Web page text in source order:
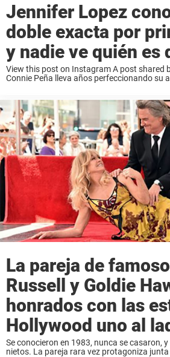
Jennifer Lopez
doble exacta por
y nadie ve quién es
View this post on Instagram A post shared
Connie Peña lleva años perfeccionando su
La pareja de
Russell y Goldie
honrados con las
Hollywood uno al
Se conocieron en 1983, nunca se casaron,
nietos. La pareja rara vez protagoniza